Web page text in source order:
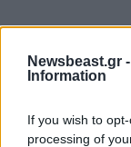
Newsbeast.gr -
Information
If you wish to
processing of
μάθετε